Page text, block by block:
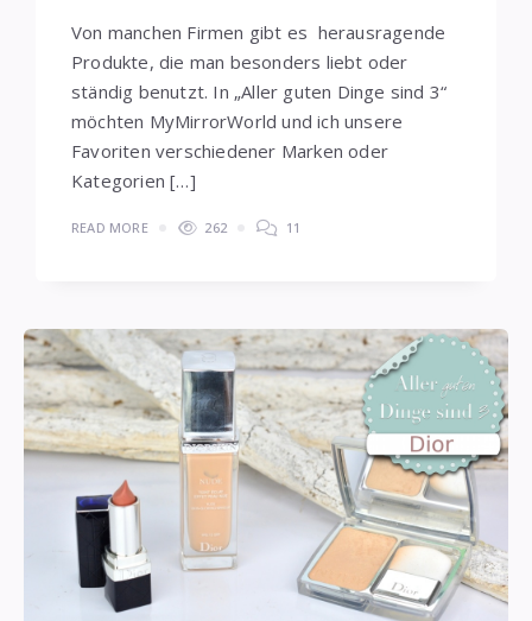
Von manchen Firmen gibt es herausragende
Produkte, die man besonders liebt oder
ständig benutzt. In „Aller guten Dinge sind 3“
möchten MyMirrorWorld und ich unsere
Favoriten verschiedener Marken oder
Kategorien […]
READ MORE 262 11